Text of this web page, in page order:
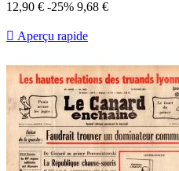
Prix
base
12,90 € -25% Prix
9,68 €
 Aperçu rapide